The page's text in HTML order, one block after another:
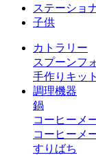
ステーショ
子供
カトラリー
スプーンフ
手作りキット
調理機器
鍋
コーヒーメ
コーヒーメ
すりばち